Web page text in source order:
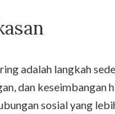
adalah langkah
dan keseimbangan
sosial yang